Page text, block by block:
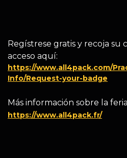
Regístrese gratis y recoja su
acceso aquí:
https://www.all4pack.com/
Info/Request-your-badge
Más información sobre la
https://www.all4pack.fr/